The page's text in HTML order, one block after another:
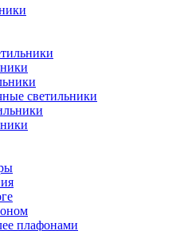
светильники
плафонами